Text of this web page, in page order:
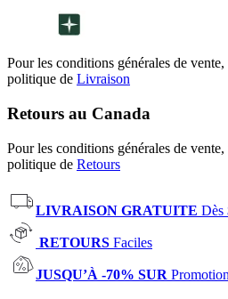
Pour les conditions générales de
politique de Livraison
Retours au Canada
Pour les conditions générales de
politique de Retours
LIVRAISON GRATUITE Dès
RETOURS Faciles
JUSQU’À -70% SUR Promotion